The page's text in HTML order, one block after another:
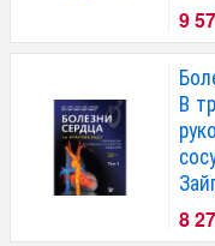
9
В
8